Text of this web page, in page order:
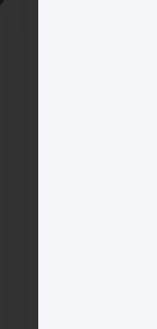
دهیم.
دسترسی
خود تهیه کرده
استفاده